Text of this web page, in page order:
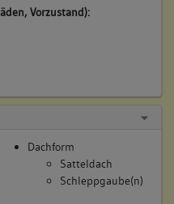
Landauer, Erben
Vorzustand):
Dachform
Satteldach
Schleppgaube(n)